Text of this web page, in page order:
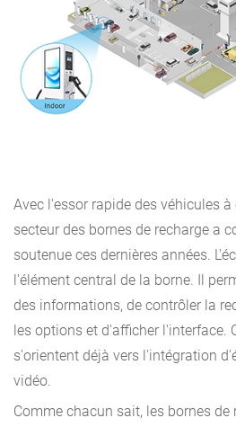
Avec l'essor rapide des véhicules
secteur des bornes de recharge a
soutenue ces dernières années.
l'élément central de la borne. Il
des informations, de contrôler la
les options et d'afficher l'interface.
s'orientent déjà vers l'intégration
vidéo.
Comme chacun sait, les bornes de